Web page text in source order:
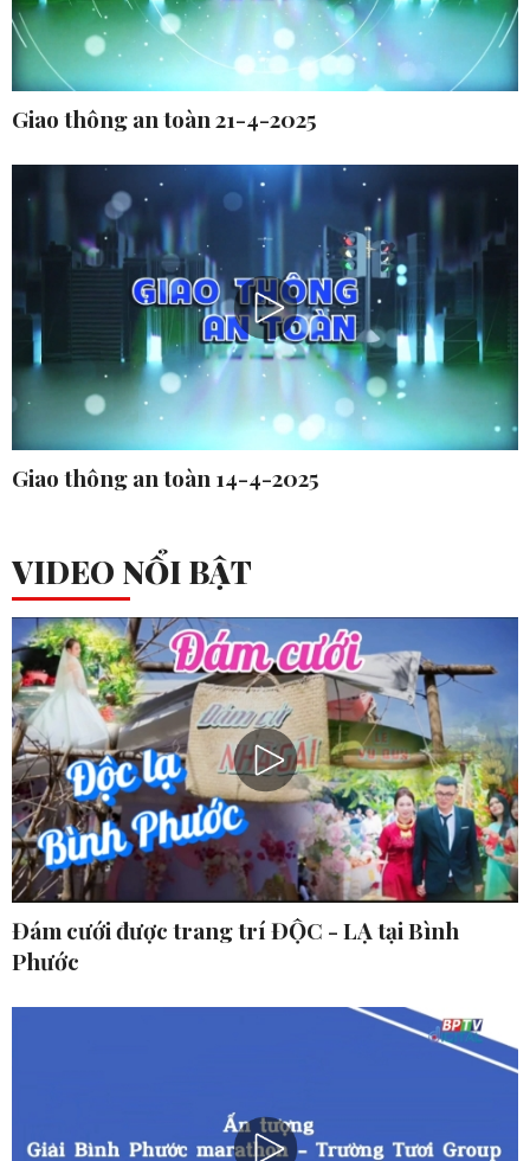
Giao thông an toàn 21-4-2025
Giao thông an toàn 14-4-2025
VIDEO NỔI BẬT
Đám cưới được trang trí ĐỘC - LẠ tại Bình
Phước